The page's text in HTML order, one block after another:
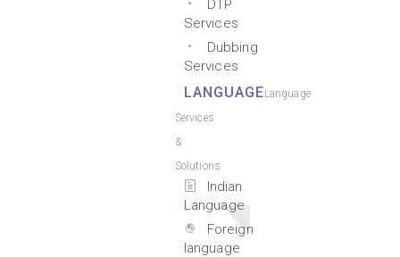
DTP
Services
Dubbing
Services
LANGUAGELanguage
Services
&
Solutions
Indian
Language
Foreign
language